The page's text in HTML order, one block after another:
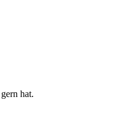
hat.